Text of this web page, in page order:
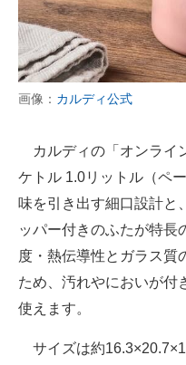
画像： カルディ公式
カルディの「オンライ
ケトル 1.0リットル（ペ
味を引き出す細口設計と
ッパー付きのふたが特長
度・熱伝導性とガラス質
ため、汚れやにおいが付
使えます。
サイズは約